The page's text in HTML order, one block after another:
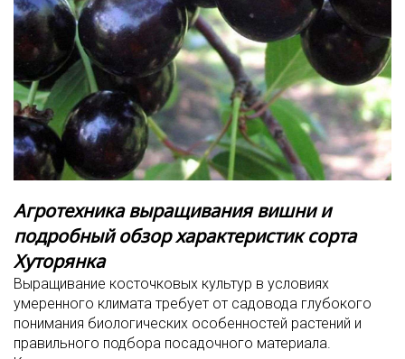
Агротехника выращивания вишни и
подробный обзор характеристик сорта
Хуторянка
Выращивание косточковых культур в условиях
умеренного климата требует от садовода глубокого
понимания биологических особенностей растений и
правильного подбора посадочного материала.